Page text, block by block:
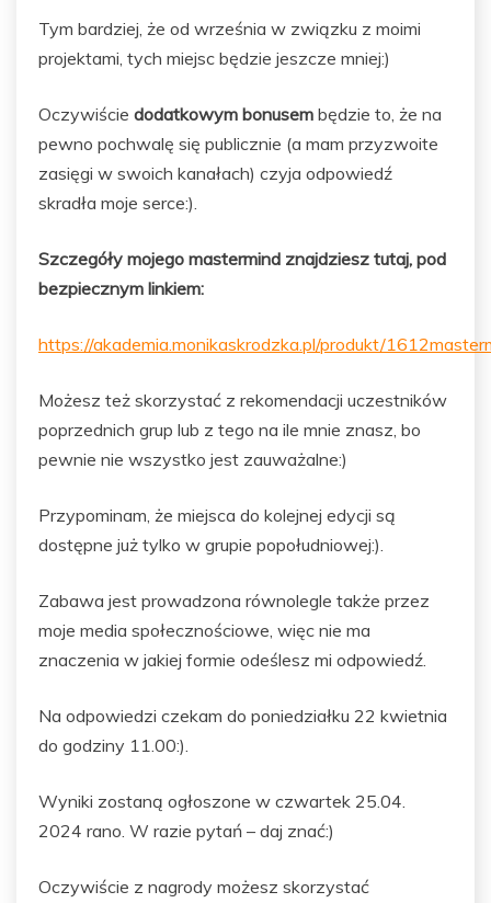
Tym bardziej, że od września w związku z moimi
projektami, tych miejsc będzie jeszcze mniej:)
Oczywiście dodatkowym bonusem będzie to, że na
pewno pochwalę się publicznie (a mam przyzwoite
zasięgi w swoich kanałach) czyja odpowiedź
skradła moje serce:).
Szczegóły mojego mastermind znajdziesz tutaj, pod
bezpiecznym linkiem:
https://akademia.monikaskrodzka.pl/produkt/
Możesz też skorzystać z rekomendacji uczestników
poprzednich grup lub z tego na ile mnie znasz, bo
pewnie nie wszystko jest zauważalne:)
Przypominam, że miejsca do kolejnej edycji są
dostępne już tylko w grupie popołudniowej:).
Zabawa jest prowadzona równolegle także przez
moje media społecznościowe, więc nie ma
znaczenia w jakiej formie odeślesz mi odpowiedź.
Na odpowiedzi czekam do poniedziałku 22 kwietnia
do godziny 11.00:).
Wyniki zostaną ogłoszone w czwartek 25.04.
2024 rano. W razie pytań – daj znać:)
Oczywiście z nagrody możesz skorzystać